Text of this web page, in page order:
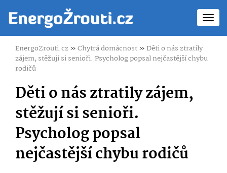
EnergoZrouti.cz»Chytrá domácnost»Děti o nás ztratily
zájem, stěžují si senioři. Psycholog popsal nejčastější chybu
rodičů
Děti o nás ztratily zájem,
stěžují si senioři.
Psycholog popsal
nejčastější chybu rodičů